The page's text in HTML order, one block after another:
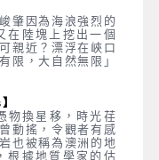
肇因為海浪強烈的
在陸塊上挖出一個
親近？漂浮在峽口
限，大自然無限」
物換星移，時光荏
動搖，令觀者有感
也被稱為澳洲的地
根據地質學家的估